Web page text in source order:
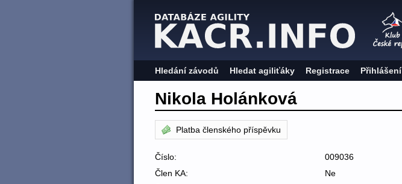
Hledání závodů Hledat agiliťáky Registrace Přihlášení
Nikola Holánková
Platba členského příspěvku
Číslo:
009036
Člen KA:
Ne